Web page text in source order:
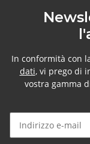
In conformità con
dati, vi prego di
vostra gamma